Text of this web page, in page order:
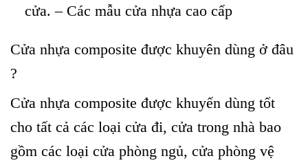
cửa. – Các mẫu cửa nhựa cao cấp
Cửa nhựa composite được khuyên dùng ở đâu
?
Cửa nhựa composite được khuyến dùng tốt
cho tất cả các loại cửa đi, cửa trong nhà bao
gồm các loại cửa phòng ngủ, cửa phòng vệ